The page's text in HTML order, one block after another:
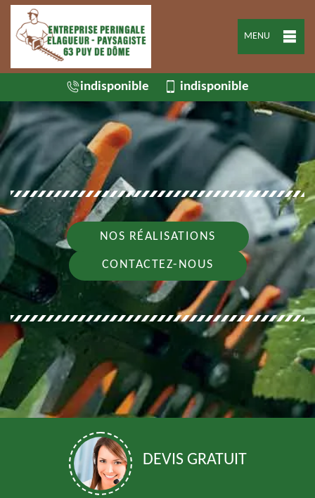
MENU
indisponible indisponible
NOS RÉALISATIONS
CONTACTEZ-NOUS
DEVIS GRATUIT